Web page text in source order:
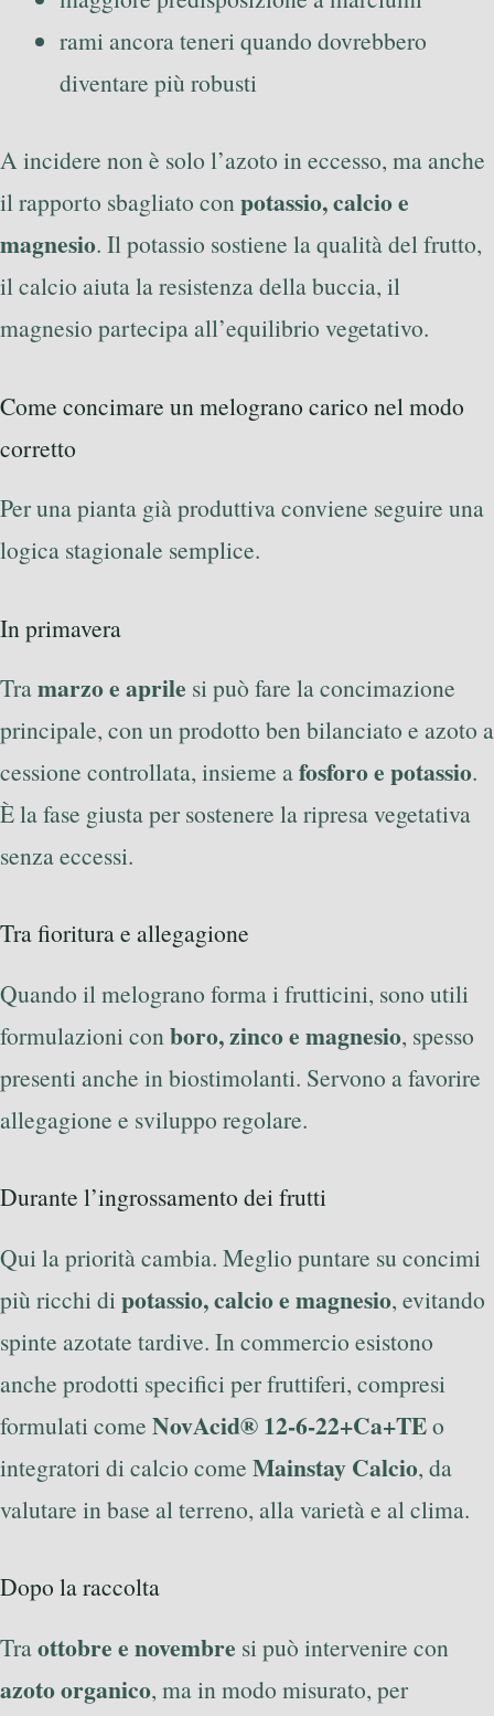
rami ancora teneri quando dovrebbero
diventare più robusti
A incidere non è solo l’azoto in eccesso, ma anche
il rapporto sbagliato conpotassio, calcio e
magnesio. Il potassio sostiene la qualità del frutto,
il calcio aiuta la resistenza della buccia, il
magnesio partecipa all’equilibrio vegetativo.
Come concimare un melograno carico nel modo
corretto
Per una pianta già produttiva conviene seguire una
logica stagionale semplice.
In primavera
Tramarzo e aprile si può fare la concimazione
principale, con un prodotto ben bilanciato e azoto a
cessione controllata, insieme afosforo e potassio.
È la fase giusta per sostenere la ripresa vegetativa
senza eccessi.
Tra fioritura e allegagione
Quando il melograno forma i frutticini, sono utili
formulazioni conboro, zinco e magnesio, spesso
presenti anche in biostimolanti. Servono a favorire
allegagione e sviluppo regolare.
Durante l’ingrossamento dei frutti
Qui la priorità cambia. Meglio puntare su concimi
più ricchi di potassio, calcio e magnesio, evitando
spinte azotate tardive. In commercio esistono
anche prodotti specifici per fruttiferi, compresi
formulati come NovAcid® 12-6-22+Ca+TEo
integratori di calcio come Mainstay Calcio, da
valutare in base al terreno, alla varietà e al clima.
Dopo la raccolta
Traottobre e novembre si può intervenire con
azoto organico, ma in modo misurato, per